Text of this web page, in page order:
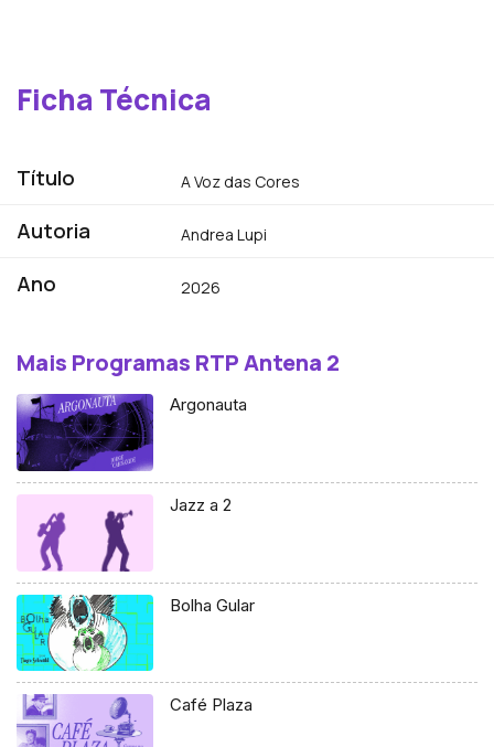
Ficha Técnica
Título A Voz das Cores
Autoria Andrea Lupi
Ano 2026
Mais Programas RTP Antena 2
Argonauta
Jazz a 2
Bolha Gular
Café Plaza